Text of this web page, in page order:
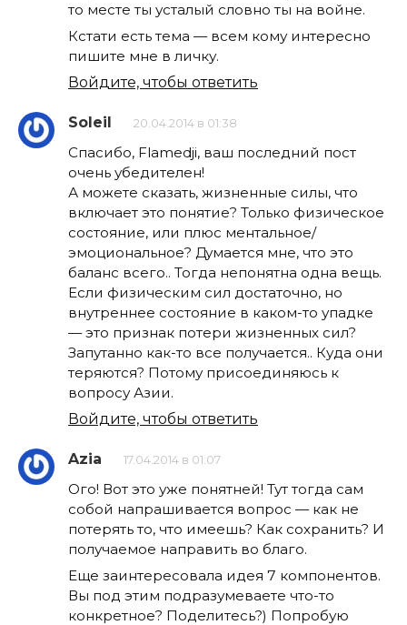
то месте ты усталый словно ты на войне.
Кстати есть тема — всем кому интересно
пишите мне в личку.
Войдите, чтобы ответить
Soleil 20.04.2014 в 01:38
Спасибо, Flamedji, ваш последний пост
очень убедителен!
А можете сказать, жизненные силы, что
включает это понятие? Только физическое
состояние, или плюс ментальное/
эмоциональное? Думается мне, что это
баланс всего.. Тогда непонятна одна вещь.
Если физическим сил достаточно, но
внутреннее состояние в каком-то упадке
— это признак потери жизненных сил?
Запутанно как-то все получается.. Куда они
теряются? Потому присоединяюсь к
вопросу Азии.
Войдите, чтобы ответить
Azia 17.04.2014 в 01:07
Ого! Вот это уже понятней! Тут тогда сам
собой напрашивается вопрос — как не
потерять то, что имеешь? Как сохранить? И
получаемое направить во благо.
Еще заинтересовала идея 7 компонентов.
Вы под этим подразумеваете что-то
конкретное? Поделитесь?) Попробую